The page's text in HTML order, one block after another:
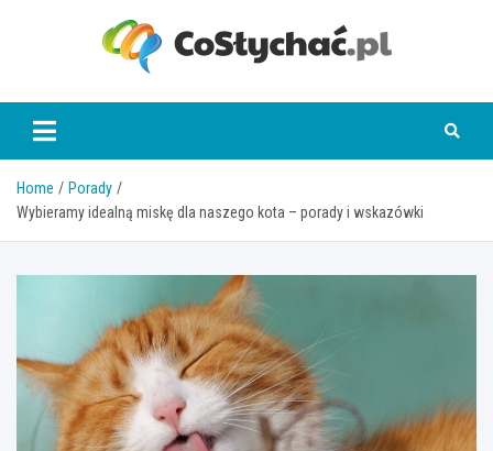
coslychac.pl
Home
Porady
Wybieramy idealną miskę dla naszego kota – porady i wskazówki